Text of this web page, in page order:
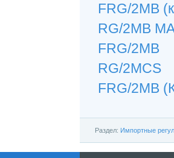
FRG/2MB
RG/2MB
FRG/2MB
RG/2MCS
FRG/2MB
Раздел: Импортные